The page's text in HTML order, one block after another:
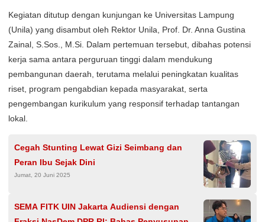
Kegiatan ditutup dengan kunjungan ke Universitas Lampung
(Unila) yang disambut oleh Rektor Unila, Prof. Dr. Anna Gustina
Zainal, S.Sos., M.Si. Dalam pertemuan tersebut, dibahas potensi
kerja sama antara perguruan tinggi dalam mendukung
pembangunan daerah, terutama melalui peningkatan kualitas
riset, program pengabdian kepada masyarakat, serta
pengembangan kurikulum yang responsif terhadap tantangan
lokal.
Cegah Stunting Lewat Gizi Seimbang dan
Peran Ibu Sejak Dini
Jumat, 20 Juni 2025
SEMA FITK UIN Jakarta Audiensi dengan